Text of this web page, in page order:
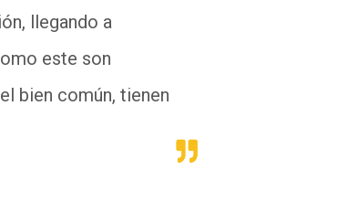
llegando a
este son
bien común, tienen